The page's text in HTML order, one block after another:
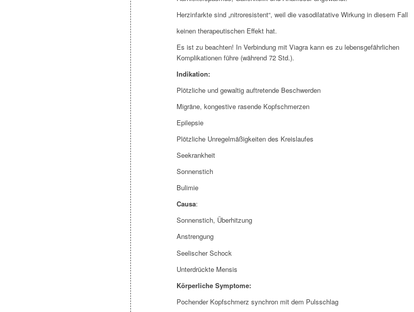
Herzinfarkte sind „nitroresistent“, weil die vasodilatative Wirkung in diesem Fall
keinen therapeutischen Effekt hat.
Es ist zu beachten! In Verbindung mit Viagra kann es zu lebensgefährlichen
Komplikationen führe (während 72 Std.).
Indikation:
Plötzliche und gewaltig auftretende Beschwerden
Migräne, kongestive rasende Kopfschmerzen
Epilepsie
Plötzliche Unregelmäßigkeiten des Kreislaufes
Seekrankheit
Sonnenstich
Bulimie
Causa:
Sonnenstich, Überhitzung
Anstrengung
Seelischer Schock
Unterdrückte Mensis
Körperliche Symptome:
Pochender Kopfschmerz synchron mit dem Pulsschlag